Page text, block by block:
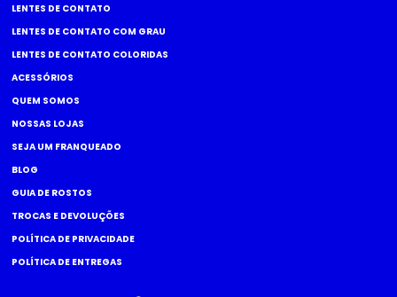
LENTES DE CONTATO
LENTES DE CONTATO COM GRAU
LENTES DE CONTATO COLORIDAS
ACESSÓRIOS
QUEM SOMOS
NOSSAS LOJAS
SEJA UM FRANQUEADO
BLOG
GUIA DE ROSTOS
TROCAS E DEVOLUÇÕES
POLÍTICA DE PRIVACIDADE
POLÍTICA DE ENTREGAS